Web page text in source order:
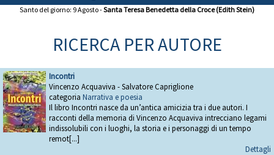
Santo del giorno: 9 Agosto -Santa Teresa Benedetta della Croce (Edith Stein)
RICERCA PER AUTORE
Incontri
Vincenzo Acquaviva - Salvatore Capriglione
categoria Narrativa e poesia
Il libro Incontri nasce da un’antica amicizia tra i due autori. I
racconti della memoria di Vincenzo Acquaviva intrecciano legami
indissolubili con i luoghi, la storia e i personaggi di un tempo
remot[...]
Dettagli